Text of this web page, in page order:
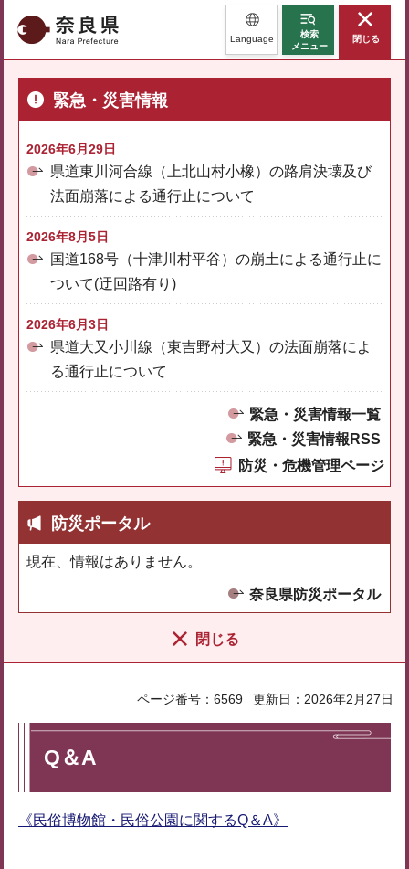
奈良県 Language
検索
メニュー
閉じる
緊急・災害情報
2026年6月29日
県道東川河合線（上北山村小橡）の路肩決壊及び
法面崩落による通行止について
2026年8月5日
国道168号（十津川村平谷）の崩土による通行止に
ついて(迂回路有り)
2026年6月3日
県道大又小川線（東吉野村大又）の法面崩落によ
る通行止について
緊急・災害情報一覧
緊急・災害情報RSS
防災・危機管理ページ
防災ポータル
現在、情報はありません。
奈良県防災ポータル
閉じる
ページ番号：6569 更新日：2026年2月27日
Q＆A
《民俗博物館・民俗公園に関するQ＆A》